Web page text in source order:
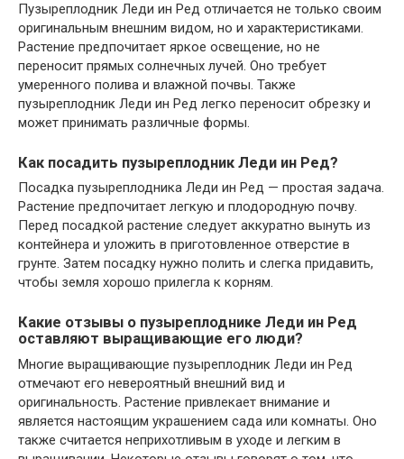
Пузыреплодник Леди ин Ред отличается не только своим
оригинальным внешним видом, но и характеристиками.
Растение предпочитает яркое освещение, но не
переносит прямых солнечных лучей. Оно требует
умеренного полива и влажной почвы. Также
пузыреплодник Леди ин Ред легко переносит обрезку и
может принимать различные формы.
Как посадить пузыреплодник Леди ин Ред?
Посадка пузыреплодника Леди ин Ред — простая задача.
Растение предпочитает легкую и плодородную почву.
Перед посадкой растение следует аккуратно вынуть из
контейнера и уложить в приготовленное отверстие в
грунте. Затем посадку нужно полить и слегка придавить,
чтобы земля хорошо прилегла к корням.
Какие отзывы о пузыреплоднике Леди ин Ред
оставляют выращивающие его люди?
Многие выращивающие пузыреплодник Леди ин Ред
отмечают его невероятный внешний вид и
оригинальность. Растение привлекает внимание и
является настоящим украшением сада или комнаты. Оно
также считается неприхотливым в уходе и легким в